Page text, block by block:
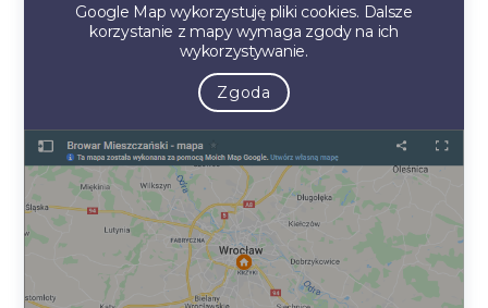
Google Map wykorzystuję pliki cookies. Dalsze
korzystanie z mapy wymaga zgody na ich
wykorzystywanie.
Zgoda